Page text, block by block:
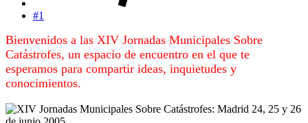
#1
Bienvenidos a las XIV Jornadas Municipales Sobre
Catástrofes, un espacio de encuentro en el que te
esperamos para compartir ideas, inquietudes y
conocimientos.